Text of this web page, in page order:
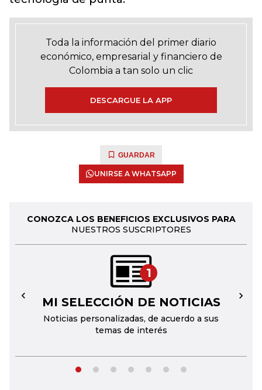
Toda la información del primer diario
económico, empresarial y financiero de
Colombia a tan solo un clic
DESCARGUE LA APP
GUARDAR
UNIRSE A WHATSAPP
CONOZCA LOS BENEFICIOS EXCLUSIVOS PARA
NUESTROS SUSCRIPTORES
1
MI SELECCIÓN DE NOTICIAS
Noticias personalizadas, de acuerdo a sus
temas de interés
← →